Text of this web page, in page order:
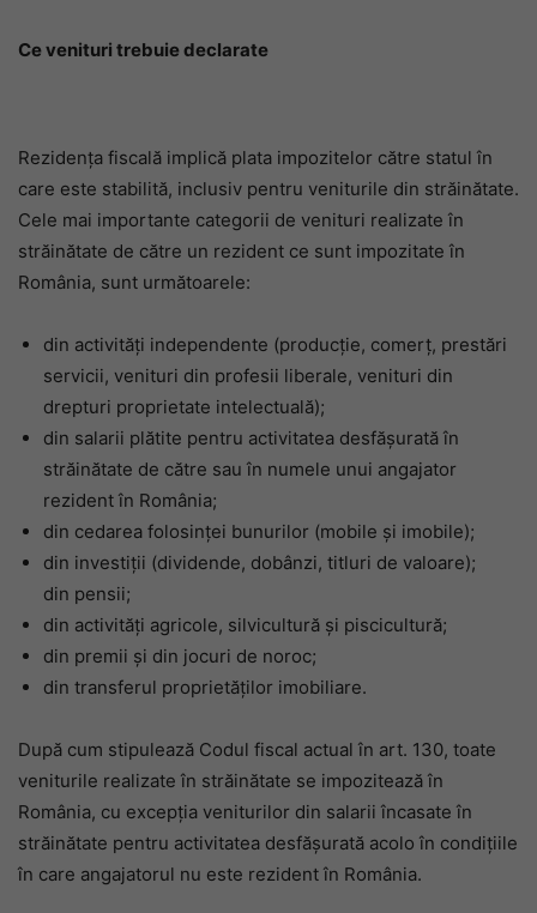
Ce venituri trebuie declarate
Rezidența fiscală implică plata impozitelor către statul în
care este stabilită, inclusiv pentru veniturile din străinătate.
Cele mai importante categorii de venituri realizate în
străinătate de către un rezident ce sunt impozitate în
România, sunt următoarele:
din activități independente (producție, comerț, prestări
servicii, venituri din profesii liberale, venituri din
drepturi proprietate intelectuală);
din salarii plătite pentru activitatea desfășurată în
străinătate de către sau în numele unui angajator
rezident în România;
din cedarea folosinței bunurilor (mobile și imobile);
din investiții (dividende, dobânzi, titluri de valoare);
din pensii;
din activități agricole, silvicultură și piscicultură;
din premii și din jocuri de noroc;
din transferul proprietăților imobiliare.
După cum stipulează Codul fiscal actual în art. 130, toate
veniturile realizate în străinătate se impozitează în
România, cu excepția veniturilor din salarii încasate în
străinătate pentru activitatea desfășurată acolo în condițiile
în care angajatorul nu este rezident în România.